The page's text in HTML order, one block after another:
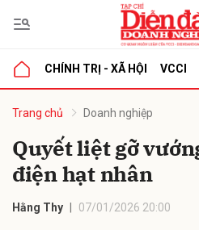
CHÍNH TRỊ - XÃ HỘI VCCI
Trang chủ Doanh nghiệp
Quyết liệt gỡ
điện hạt nhân
Hằng Thy 07/01/2026 20:00
luận